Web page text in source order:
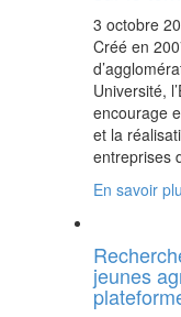
3 octobre
Créé en
Université,
encourage
et la
entreprises
En savoir
jeunes